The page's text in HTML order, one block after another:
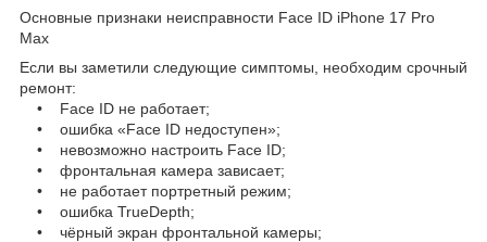
Основные признаки неисправности Face ID iPhone 17 Pro
Max
Если вы заметили следующие симптомы, необходим срочный
ремонт:
• Face ID не работает;
• ошибка «Face ID недоступен»;
• невозможно настроить Face ID;
• фронтальная камера зависает;
• не работает портретный режим;
• ошибка TrueDepth;
• чёрный экран фронтальной камеры;